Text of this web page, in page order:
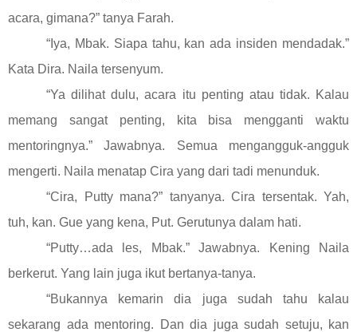
acara, gimana?” tanya Farah.
“Iya, Mbak. Siapa tahu, kan ada insiden mendadak.”
Kata Dira. Naila tersenyum.
“Ya dilihat dulu, acara itu penting atau tidak. Kalau
memang sangat penting, kita bisa mengganti waktu
mentoringnya.” Jawabnya. Semua mengangguk-angguk
mengerti. Naila menatap Cira yang dari tadi menunduk.
“Cira, Putty mana?” tanyanya. Cira tersentak. Yah,
tuh, kan. Gue yang kena, Put. Gerutunya dalam hati.
“Putty…ada les, Mbak.” Jawabnya. Kening Naila
berkerut. Yang lain juga ikut bertanya-tanya.
“Bukannya kemarin dia juga sudah tahu kalau
sekarang ada mentoring. Dan dia juga sudah setuju, kan